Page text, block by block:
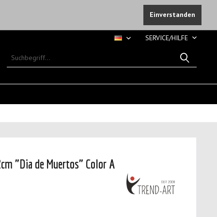
Einverstanden
DE SERVICE/HILFE
"Dia de Muertos" Color A